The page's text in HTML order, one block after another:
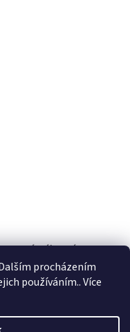
procházením
používáním.. Více
válcová 9m3